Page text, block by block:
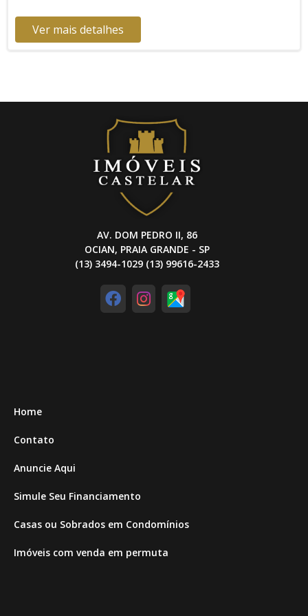
Presidente Kennedy. Tem boa infraestrutura, com mercados,
bancos, escolas e serviços variados. Entre em contato para
Ver mais detalhes
AV. DOM PEDRO II, 86
OCIAN, PRAIA GRANDE - SP
(13) 3494-1029 (13) 99616-2433
Home
Contato
Anuncie Aqui
Simule Seu Financiamento
Casas ou Sobrados em Condomínios
Imóveis com venda em permuta